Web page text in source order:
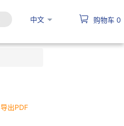
中文 购物车 0
导出PDF